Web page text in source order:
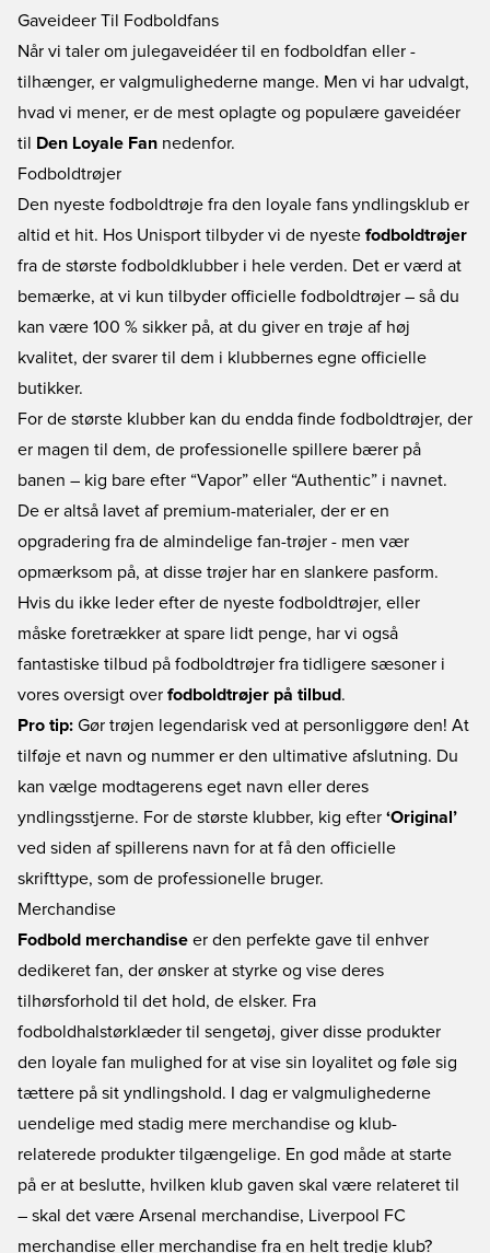
Gaveideer Til Fodboldfans
Når vi taler om julegaveidéer til en fodboldfan eller -
tilhænger, er valgmulighederne mange. Men vi har udvalgt,
hvad vi mener, er de mest oplagte og populære gaveidéer
til
Den Loyale Fan nedenfor.
Fodboldtrøjer
Den nyeste fodboldtrøje fra den loyale fans yndlingsklub er
altid et hit. Hos Unisport tilbyder vi de nyeste fodboldtrøjer
fra de største fodboldklubber i hele verden. Det er værd at
bemærke, at vi kun tilbyder officielle fodboldtrøjer – så du
kan være 100 % sikker på, at du giver en trøje af høj
kvalitet, der svarer til dem i klubbernes egne officielle
butikker.
For de største klubber kan du endda finde fodboldtrøjer, der
er magen til dem, de professionelle spillere bærer på
banen – kig bare efter “Vapor” eller “Authentic” i navnet.
De er altså lavet af premium-materialer, der er en
opgradering fra de almindelige fan-trøjer - men vær
opmærksom på, at disse trøjer har en slankere pasform.
Hvis du ikke leder efter de nyeste fodboldtrøjer, eller
måske foretrækker at spare lidt penge, har vi også
fantastiske tilbud på fodboldtrøjer fra tidligere sæsoner i
vores oversigt over fodboldtrøjer på tilbud.
Pro tip: Gør trøjen legendarisk ved at personliggøre den! At
tilføje et navn og nummer er den ultimative afslutning. Du
kan vælge modtagerens eget navn eller deres
yndlingsstjerne. For de største klubber, kig efter ‘Original’
ved siden af spillerens navn for at få den officielle
skrifttype, som de professionelle bruger.
Merchandise
Fodbold merchandise er den perfekte gave til enhver
dedikeret fan, der ønsker at styrke og vise deres
tilhørsforhold til det hold, de elsker. Fra
fodboldhalstørklæder til sengetøj, giver disse produkter
den loyale fan mulighed for at vise sin loyalitet og føle sig
tættere på sit yndlingshold. I dag er valgmulighederne
uendelige med stadig mere merchandise og klub-
relaterede produkter tilgængelige. En god måde at starte
på er at beslutte, hvilken klub gaven skal være relateret til
– skal det være Arsenal merchandise, Liverpool FC
merchandise eller merchandise fra en helt tredje klub?